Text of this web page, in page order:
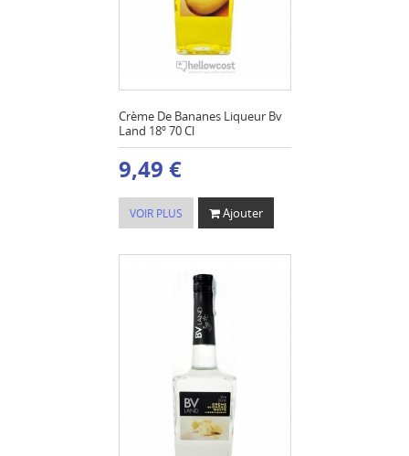
Crème De Bananes Liqueur Bv
Land 18º 70 Cl
9,49 €
VOIR PLUS Ajouter